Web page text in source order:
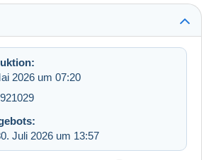
2026 um 07:20
Juli 2026 um 13:57